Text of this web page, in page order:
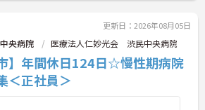
更新日：2026年08月05日
央病院 医療法人仁妙光会 渋民中央病院
】年間休日124日☆慢性期病院
＜正社員＞